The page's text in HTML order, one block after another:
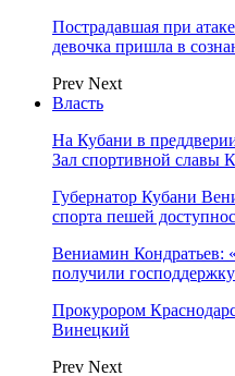
Пострадавшая при
девочка пришла в
Prev Next
Власть
На Кубани в
Зал спортивной славы
Губернатор Кубани
спорта пешей
Вениамин Кондратьев:
получили
Прокурором
Винецкий
Prev Next